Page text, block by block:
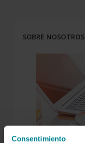
Consentimiento
SOBRE NOSOTROS